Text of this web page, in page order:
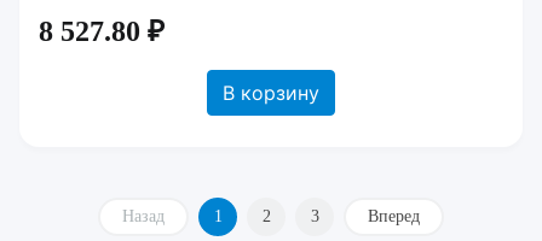
8 527.80 ₽
В корзину
Назад 1 2 3 Вперед